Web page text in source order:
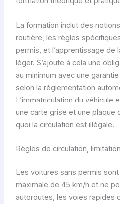
La formation inclut des
routière, les règles
permis, et l’apprentissage de
léger. S’ajoute à cela une
au minimum avec une
selon la réglementation
L’immatriculation du véhicule
une carte grise et une plaque
quoi la circulation est illégale.
Règles de circulation,
Les voitures sans permis
maximale de 45 km/h et ne
autoroutes, les voies rapides